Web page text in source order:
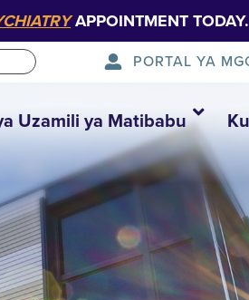
APPOINTMENT TODAY.
PORTAL YA
Uzamili ya Matibabu